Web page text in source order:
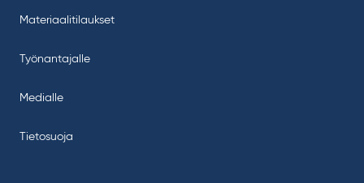
Materiaalitilaukset
Työnantajalle
Medialle
Tietosuoja